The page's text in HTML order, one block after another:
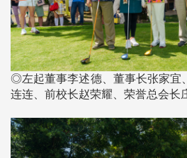
◎左起董事李述德、董事长张家宜
连连、前校长赵荣耀、荣誉总会长